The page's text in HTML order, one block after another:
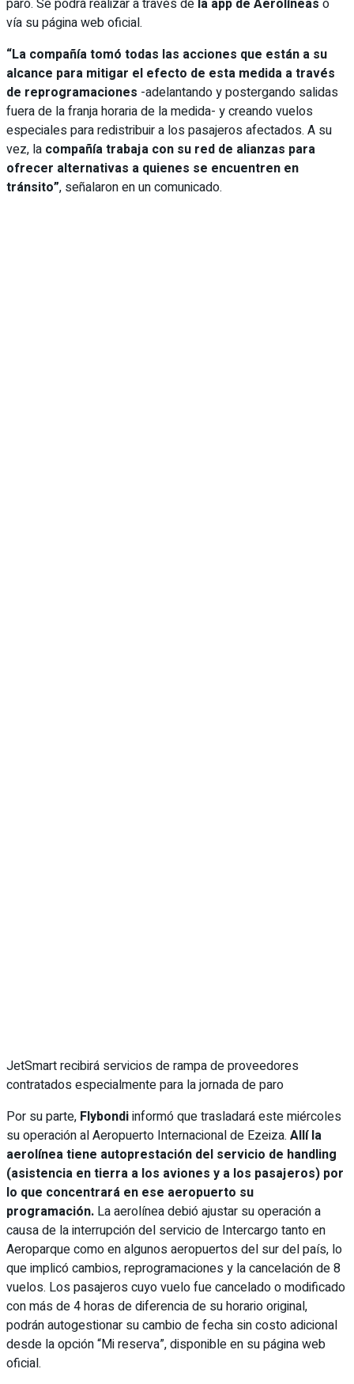
paro. Se podrá realizar a través de la app de Aerolíneas o
vía su página web oficial.
“La compañía tomó todas las acciones que están a su
alcance para mitigar el efecto de esta medida a través
de reprogramaciones -adelantando y postergando salidas
fuera de la franja horaria de la medida- y creando vuelos
especiales para redistribuir a los pasajeros afectados. A su
vez, la compañía trabaja con su red de alianzas para
ofrecer alternativas a quienes se encuentren en
tránsito”, señalaron en un comunicado.
JetSmart recibirá servicios de rampa de proveedores
contratados especialmente para la jornada de paro
Por su parte, Flybondiinformó que trasladará este miércoles
su operación al Aeropuerto Internacional de Ezeiza. Allí la
aerolínea tiene autoprestación del servicio de handling
(asistencia en tierra a los aviones y a los pasajeros) por
lo que concentrará en ese aeropuerto su
programación. La aerolínea debió ajustar su operación a
causa de la interrupción del servicio de Intercargo tanto en
Aeroparque como en algunos aeropuertos del sur del país, lo
que implicó cambios, reprogramaciones y la cancelación de 8
vuelos. Los pasajeros cuyo vuelo fue cancelado o modificado
con más de 4 horas de diferencia de su horario original,
podrán autogestionar su cambio de fecha sin costo adicional
desde la opción “Mi reserva”, disponible en su página web
oficial.